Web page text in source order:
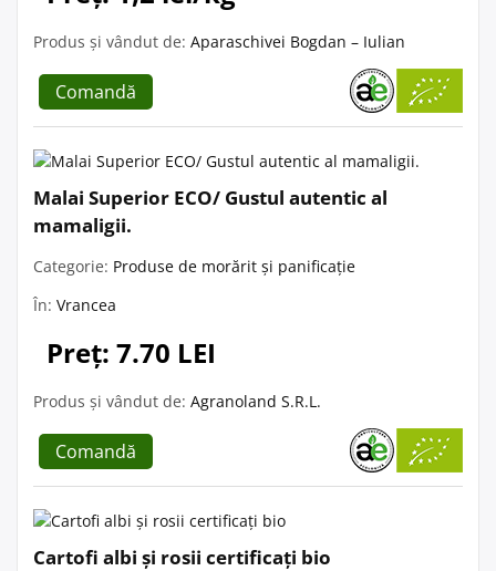
Produs și vândut de: Aparaschivei Bogdan – Iulian
Comandă
Malai Superior ECO/ Gustul autentic al
mamaligii.
Categorie: Produse de morărit și panificație
În: Vrancea
Preț: 7.70 LEI
Produs și vândut de: Agranoland S.R.L.
Comandă
Cartofi albi și rosii certificați bio